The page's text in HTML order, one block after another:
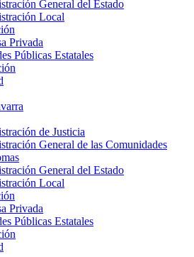
General del Estado
Local
Privada
Públicas Estatales
de Justicia
General de las Comunidades
General del Estado
Local
Privada
Públicas Estatales